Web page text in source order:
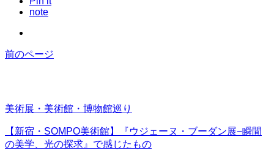
note
前のページ
美術展・美術館・博物館巡り
【新宿・SOMPO美術館】『ウジェーヌ・ブーダン展−瞬間
の美学、光の探求』で感じたもの